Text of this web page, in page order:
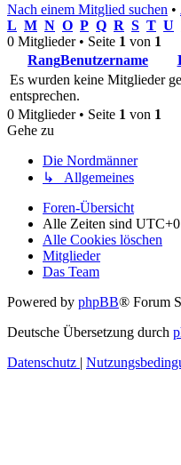
Nach einem Mitglied suchen •
L M N O P Q R S T U
0 Mitglieder • Seite 1 von 1
RangBenutzername
Es wurden keine Mitglieder
entsprechen.
0 Mitglieder • Seite 1 von 1
Gehe zu
Die Nordmänner
↳ Allgemeines
Foren-Übersicht
Alle Zeiten sind
Alle Cookies löschen
Mitglieder
Das Team
Powered by phpBB® Forum
Deutsche Übersetzung durch
Datenschutz |